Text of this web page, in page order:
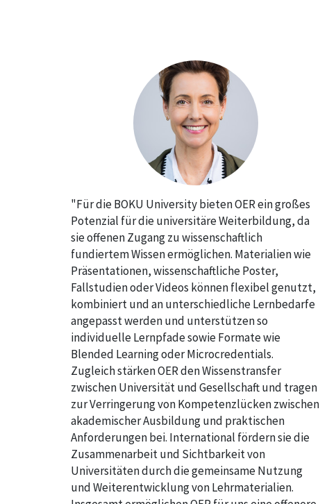
"Für die BOKU University bieten OER ein großes
Potenzial für die universitäre Weiterbildung, da
sie offenen Zugang zu wissenschaftlich
fundiertem Wissen ermöglichen. Materialien wie
Präsentationen, wissenschaftliche Poster,
Fallstudien oder Videos können flexibel genutzt,
kombiniert und an unterschiedliche Lernbedarfe
angepasst werden und unterstützen so
individuelle Lernpfade sowie Formate wie
Blended Learning oder Microcredentials.
Zugleich stärken OER den Wissenstransfer
zwischen Universität und Gesellschaft und tragen
zur Verringerung von Kompetenzlücken zwischen
akademischer Ausbildung und praktischen
Anforderungen bei. International fördern sie die
Zusammenarbeit und Sichtbarkeit von
Universitäten durch die gemeinsame Nutzung
und Weiterentwicklung von Lehrmaterialien.